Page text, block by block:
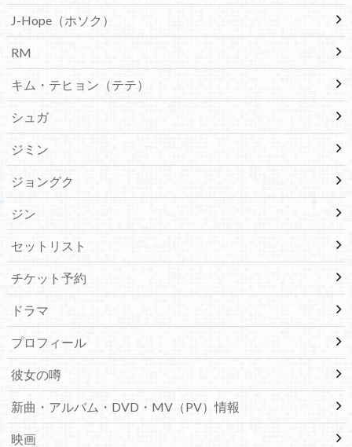
J-Hope（ホソク）
RM
キム・テヒョン（テテ）
シュガ
ジミン
ジョングク
ジン
セットリスト
チケット予約
ドラマ
プロフィール
彼女の噂
新曲・アルバム・DVD・MV（PV）情報
映画